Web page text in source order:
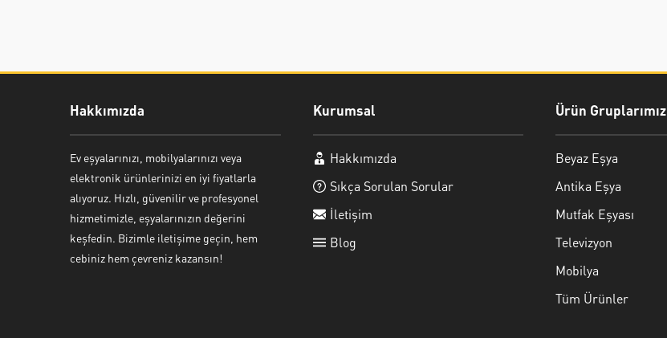
Hakkımızda
Ev eşyalarınızı, mobilyalarınızı veya
elektronik ürünlerinizi en iyi fiyatlarla
alıyoruz. Hızlı, güvenilir ve profesyonel
hizmetimizle, eşyalarınızın değerini
keşfedin. Bizimle iletişime geçin, hem
cebiniz hem çevreniz kazansın!
Kurumsal
Hakkımızda
Sıkça Sorulan Sorular
İletişim
Blog
Ürün Gruplarımız
Beyaz Eşya
Antika Eşya
Mutfak Eşyası
Televizyon
Mobilya
Tüm Ürünler
Ayşe Yılmaz